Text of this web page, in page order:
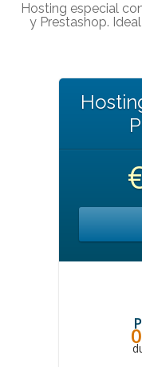
Hosting especial
y Prestashop.